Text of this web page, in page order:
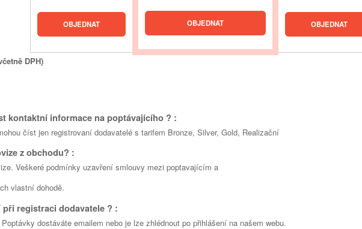
OBJEDNAT OBJEDNAT OBJEDNAT
DPH)
kontaktní informace na poptávajícího ? :
číst jen registrovaní dodavatelé s tarifem Bronze, Silver, Gold, Realizační
z obchodu? :
Veškeré podmínky uzavření smlouvy mezi poptavajícím a
vlastní dohodě.
při registraci dodavatele ? :
dostáváte emailem nebo je lze zhlédnout po přihlášení na našem webu.